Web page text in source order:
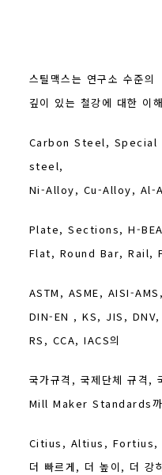
스틸맥스는 연구소 수준의
깊이 있는 철강에 대한 이
Carbon Steel,
steel,
Ni-Alloy, Cu-Alloy,
Plate, Sections, H-
Flat, Round Bar, Rail,
ASTM, ASME, AISI-
DIN-EN , KS, JIS,
RS, CCA, IACS의
국가규격, 국제단체 규격,
Mill Maker Standards까
Citius, Altius, Fortius,
더 빠르게, 더 높이, 더 강